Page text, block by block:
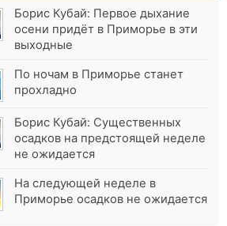
Борис Кубай: Первое дыхание
осени придёт в Приморье в эти
выходные
По ночам в Приморье станет
прохладно
Борис Кубай: Существенных
осадков на предстоящей неделе
не ожидается
На следующей неделе в
Приморье осадков не ожидается